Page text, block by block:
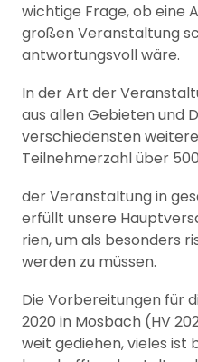
wichtige Frage, ob eine
großen Veranstaltung
antwortungsvoll wäre.
In der Art der
aus allen Gebieten und
verschiedensten
Teilnehmerzahl über
der Veranstaltung in
erfüllt unsere
rien, um als besonders
werden zu müssen.
Die Vorbereitungen für
2020 in Mosbach (HV
weit gediehen, vieles ist